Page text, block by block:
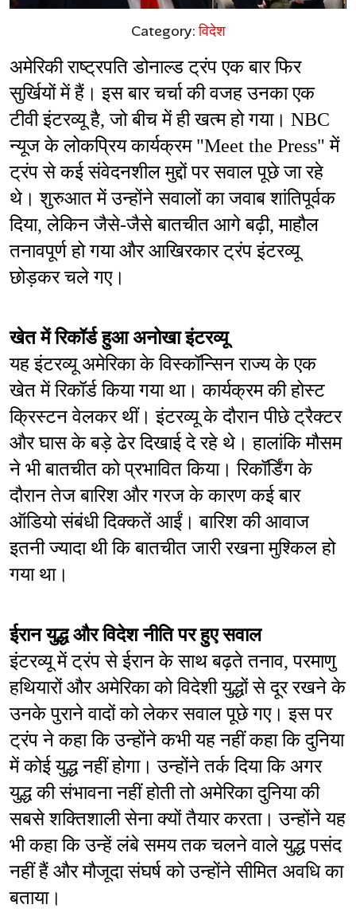
Category:विदेश
अमेरिकी राष्ट्रपति डोनाल्ड ट्रंप एक बार फिर
सुर्खियों में हैं। इस बार चर्चा की वजह उनका एक
टीवी इंटरव्यू है, जो बीच में ही खत्म हो गया। NBC
न्यूज के लोकप्रिय कार्यक्रम "Meet the Press" में
ट्रंप से कई संवेदनशील मुद्दों पर सवाल पूछे जा रहे
थे। शुरुआत में उन्होंने सवालों का जवाब शांतिपूर्वक
दिया, लेकिन जैसे-जैसे बातचीत आगे बढ़ी, माहौल
तनावपूर्ण हो गया और आखिरकार ट्रंप इंटरव्यू
छोड़कर चले गए।
खेत में रिकॉर्ड हुआ अनोखा इंटरव्यू
यह इंटरव्यू अमेरिका के विस्कॉन्सिन राज्य के एक
खेत में रिकॉर्ड किया गया था। कार्यक्रम की होस्ट
क्रिस्टन वेलकर थीं। इंटरव्यू के दौरान पीछे ट्रैक्टर
और घास के बड़े ढेर दिखाई दे रहे थे। हालांकि मौसम
ने भी बातचीत को प्रभावित किया। रिकॉर्डिंग के
दौरान तेज बारिश और गरज के कारण कई बार
ऑडियो संबंधी दिक्कतें आईं। बारिश की आवाज
इतनी ज्यादा थी कि बातचीत जारी रखना मुश्किल हो
गया था।
ईरान युद्ध और विदेश नीति पर हुए सवाल
इंटरव्यू में ट्रंप से ईरान के साथ बढ़ते तनाव, परमाणु
हथियारों और अमेरिका को विदेशी युद्धों से दूर रखने के
उनके पुराने वादों को लेकर सवाल पूछे गए। इस पर
ट्रंप ने कहा कि उन्होंने कभी यह नहीं कहा कि दुनिया
में कोई युद्ध नहीं होगा। उन्होंने तर्क दिया कि अगर
युद्ध की संभावना नहीं होती तो अमेरिका दुनिया की
सबसे शक्तिशाली सेना क्यों तैयार करता। उन्होंने यह
भी कहा कि उन्हें लंबे समय तक चलने वाले युद्ध पसंद
नहीं हैं और मौजूदा संघर्ष को उन्होंने सीमित अवधि का
बताया।